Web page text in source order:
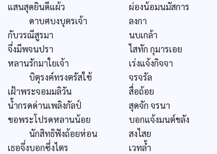
แสนสุดยินดีแผ้ว
ผ่องน้อมนมัสการ
ดาบศบงบุตรเจ้า
ลงกา
กับวรณีสูรมา
นบเกล้า
จึ่งมีพจนปรา
ไสทัก กุมารเอย
หลานรักมาใยเจ้า
เร่งแจ้งกิจจา
บิตุรงค์ทรงตรัสใช้
จรจรัล
เฝ้าพระจอมมลิวัน
สื่อถ้อย
น้ำกรดด่านเพลิงกัลป์
สุดจัก จรนา
ขอพระโปรดหลานน้อย
บอกแจ้งมนต์ขลัง
นักสิทธิฟังถ้อยห่อน
สงไสย
เธอจึ่งบอกซึ่งไตร
เวทล้ำ